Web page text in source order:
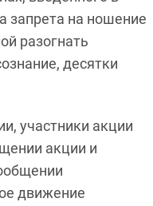
запрета на ношение
разогнать
десятки
участники акции
акции и
движение